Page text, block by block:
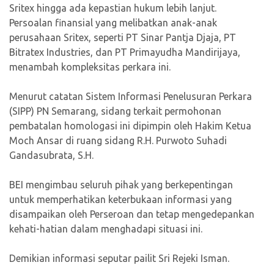
Sritex hingga ada kepastian hukum lebih lanjut.
Persoalan finansial yang melibatkan anak-anak
perusahaan Sritex, seperti PT Sinar Pantja Djaja, PT
Bitratex Industries, dan PT Primayudha Mandirijaya,
menambah kompleksitas perkara ini.
Menurut catatan Sistem Informasi Penelusuran Perkara
(SIPP) PN Semarang, sidang terkait permohonan
pembatalan homologasi ini dipimpin oleh Hakim Ketua
Moch Ansar di ruang sidang R.H. Purwoto Suhadi
Gandasubrata, S.H.
BEI mengimbau seluruh pihak yang berkepentingan
untuk memperhatikan keterbukaan informasi yang
disampaikan oleh Perseroan dan tetap mengedepankan
kehati-hatian dalam menghadapi situasi ini.
Demikian informasi seputar pailit Sri Rejeki Isman.